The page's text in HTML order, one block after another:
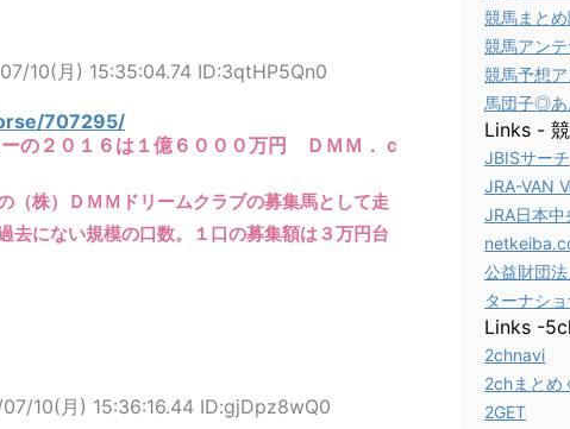
10(月) 15:35:04.74 ID:3qtHP5Qn0
707295/
の２０１６は１億６０００万円 ＤＭＭ．ｃ
（株）ＤＭＭドリームクラブの募集馬として走
去にない規模の口数。１口の募集額は３万円台
10(月) 15:36:16.44 ID:gjDpz8wQ0
競馬まと
競馬アン
競馬予想
馬団子◎あ
Links -
JBISサーチ
JRA-VAN
JRA日本中
公益財団
ターナシ
Links -
2chnavi
2chまとめ
2GET